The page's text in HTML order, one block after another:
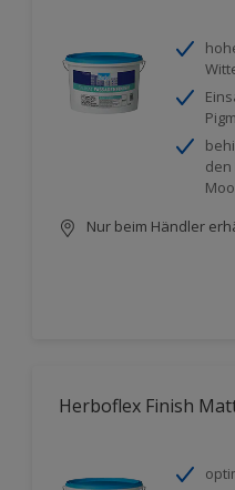
den
Nur beim Händler
Herboflex Finish